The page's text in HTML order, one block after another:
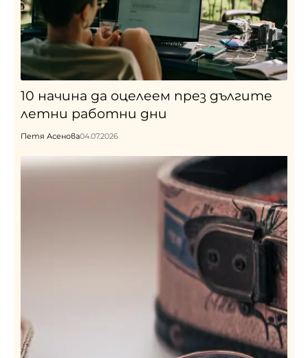
10 начина да оцелеем през дългите
летни работни дни
Петя Асенова04.07.2026